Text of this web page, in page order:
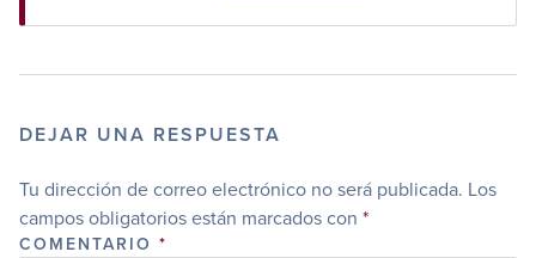
DEJAR UNA RESPUESTA
Tu dirección de correo electrónico no será publicada. Los
campos obligatorios están marcados con *
COMENTARIO *